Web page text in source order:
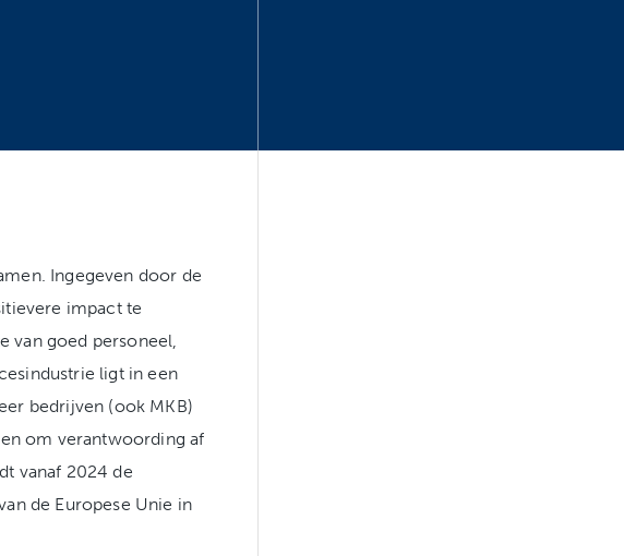
Ingegeven door de
impact te
van goed personeel,
ligt in een
bedrijven (ook MKB)
om verantwoording af
vanaf 2024 de
de Europese Unie in